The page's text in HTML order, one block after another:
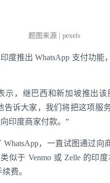
题图来源 | pexels
度推出 WhatsApp 支付功
示，继巴西和新加坡推出
告诉大家，我们将把这项服
印度商家付款。”
WhatsApp，一直试图通过
似于 Venmo 或 Zelle 的印
费。